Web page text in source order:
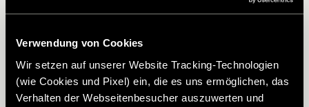
Verwendung von Cookies
Wir setzen auf unserer Website Tracking-Technologien
(wie Cookies und Pixel) ein, die es uns ermöglichen, das
Verhalten der Webseitenbesucher auszuwerten und
Ihr Modell abgestimmt. Mit unserem Zubehörfinder wählen Sie Ihr
Fahrzeug ganz einfach aus und entdecken anschließend alle
verfügbaren Möglichkeiten.